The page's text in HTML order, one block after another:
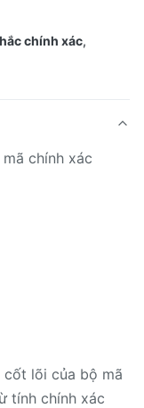
chính xác,
chính xác
cốt lõi của bộ mã
tính chính xác